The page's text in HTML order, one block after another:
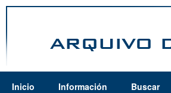
Inicio Información Buscar